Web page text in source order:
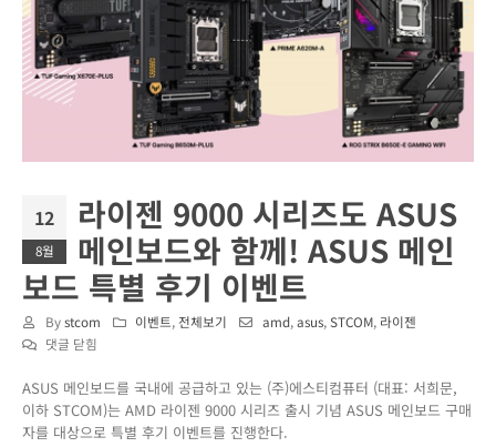
12
8월
라이젠 9000 시리즈도 ASUS
메인보드와 함께! ASUS 메인
보드 특별 후기 이벤트
Bystcom 이벤트, 전체보기 amd,asus,STCOM, 라이젠
라
젠
9000
시
댓글 닫힘
ASUS 메인보드를 국내에 공급하고 있는 (주)에스티컴퓨터 (대표: 서희문,
이하 STCOM)는 AMD 라이젠 9000 시리즈 출시 기념 ASUS 메인보드 구매
자를 대상으로 특별 후기 이벤트를 진행한다.